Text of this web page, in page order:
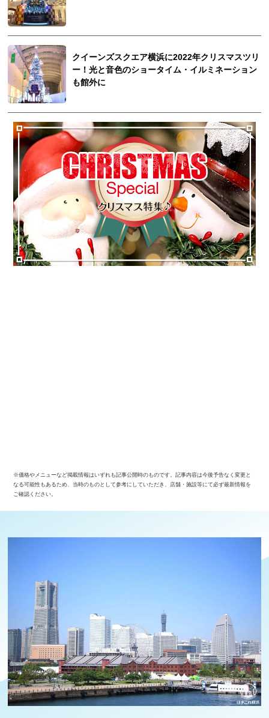
クイーンズスクエア横浜に2022年クリスマスツリ
ー！光と音色のショータイム・イルミネーション
も館外に
※価格やメニューなど掲載情報はいずれも記事公開時のものです。記事内容は今後予告なく変更と
なる可能性もあるため、当時のものとして参考にしていただき、店舗・施設等にて必ず最新情報を
ご確認ください。